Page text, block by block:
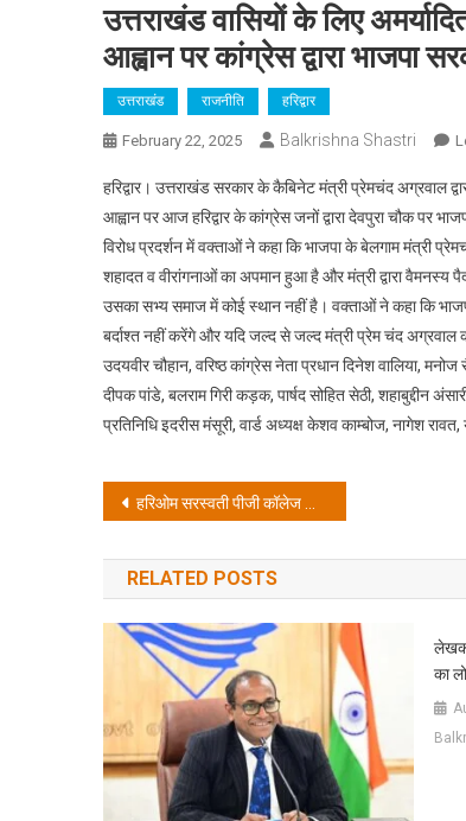
उत्तराखंड वासियों के लिए
आह्वान पर कांग्रेस द्वारा भाजपा
उत्तराखंड राजनीति हरिद्वार
February 22, 2025 Balkrishna Shastri
हरिद्वार। उत्तराखंड सरकार के कैबिनेट मंत्री प्रेमचंद अग्रवाल
आह्वान पर आज हरिद्वार के कांग्रेस जनों द्वारा देवपुरा चौक पर
विरोध प्रदर्शन में वक्ताओं ने कहा कि भाजपा के बेलगाम मंत्री
शहादत व वीरांगनाओं का अपमान हुआ है और मंत्री द्वारा वैमनस्य
उसका सभ्य समाज में कोई स्थान नहीं है। वक्ताओं ने कहा कि
बर्दाश्त नहीं करेंगे और यदि जल्द से जल्द मंत्री प्रेम चंद अग्रवाल
उदयवीर चौहान, वरिष्ठ कांग्रेस नेता प्रधान दिनेश वालिया,
दीपक पांडे, बलराम गिरी कड़क, पार्षद सोहित सेठी, शहाबुद्दीन
प्रतिनिधि इदरीस मंसूरी, वार्ड अध्यक्ष केशव काम्बोज, नागेश
Post
navigation
हरिओम सरस्वती पीजी कॉलेज के छात्र-छात्राओं ने देखी विधानसभा की कार्यवाही
RELATED POSTS
लेखक
का